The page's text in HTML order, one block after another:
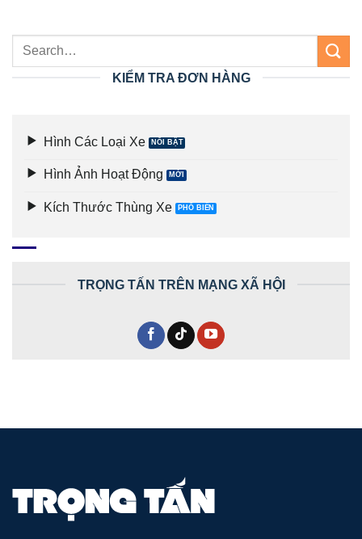
KIỂM TRA ĐƠN HÀNG
Hình Các Loại Xe
Hình Ảnh Hoạt Động
Kích Thước Thùng Xe
TRỌNG TẤN TRÊN MẠNG XÃ HỘI